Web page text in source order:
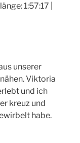
1:57:17
unserer
Viktoria
und ich
kreuz und
habe.